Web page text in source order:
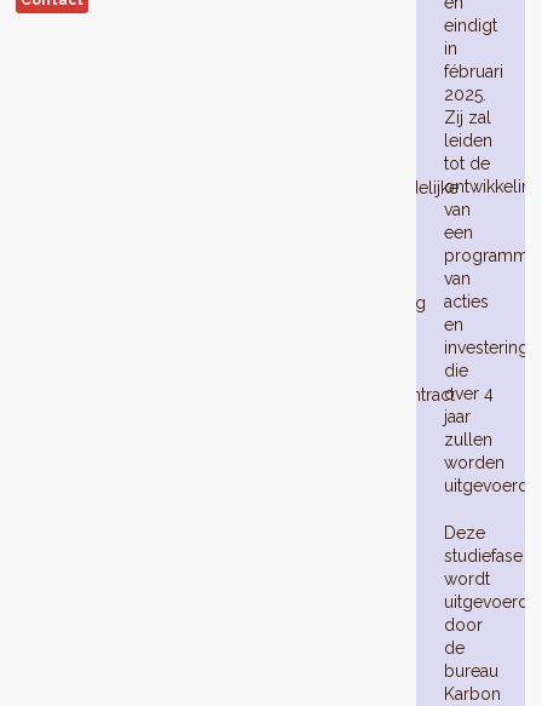
Hoofdstedelijke
aanmerking
Schoolcontract
eindigt
in
fébruari
2025.
Zij zal
leiden
tot de
ontwikkeling
van
een
programma
van
acties
en
die
over 4
jaar
zullen
worden
uitgevoerd.
Deze
studiefase
wordt
uitgevoerd
door
de
bureau
Karbon